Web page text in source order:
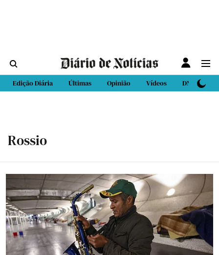
Edição Diária Últimas Opinião Vídeos DN Sport
Rossio